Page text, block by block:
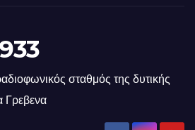
σταθμός της δυτικής
Γρεβενα